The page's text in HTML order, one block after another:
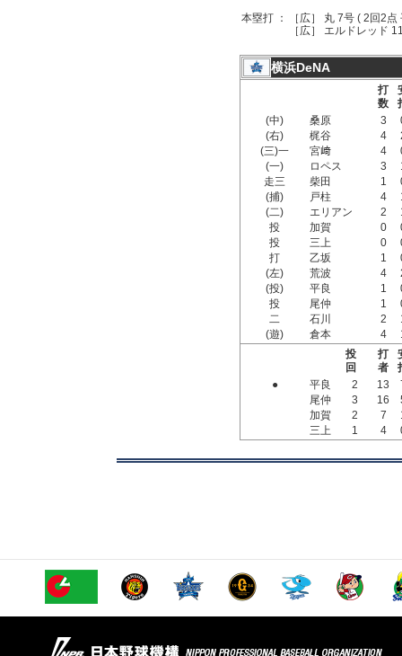
本塁打 ：
［広］ 丸 7号 ( 2回2点
［広］ エルドレッド
横浜DeNA
打
数
(中)
桑原 3
(右)
梶谷 4
(三)一
宮﨑 4
(一)
ロペス 3
走三
柴田 1
(捕)
戸柱 4
(二)
エリアン 2
投
加賀 0
投
三上 0
打
乙坂 1
(左)
荒波 4
(投)
平良 1
投
尾仲 1
二
石川 2
(遊)
倉本 4
投
回
打
者
●
平良 2 13
尾仲
3 16
加賀
2 7
三上
1 4